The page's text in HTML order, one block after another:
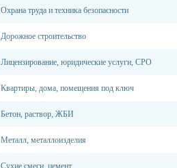
Охрана труда и техника безопасности
Дорожное строительство
Лицензирование, юридические услуги, СРО
Квартиры, дома, помещения под ключ
Бетон, раствор, ЖБИ
Металл, металлоизделия
Сухие смеси, цемент